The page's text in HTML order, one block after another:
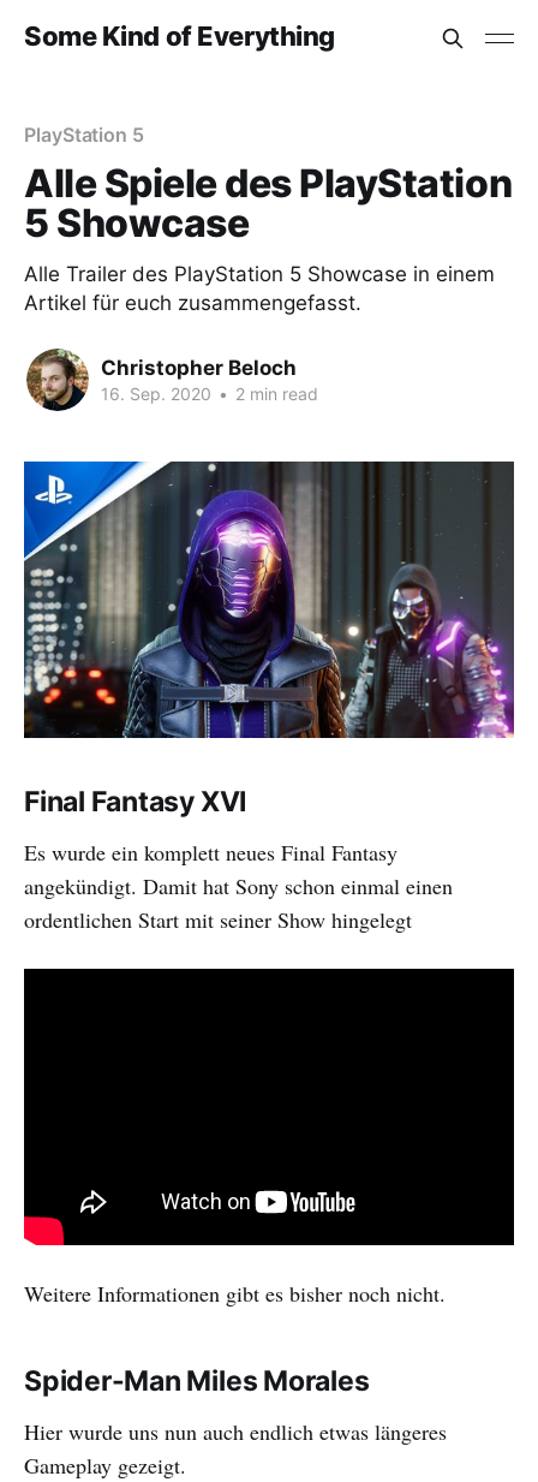
Some Kind of Everything
PlayStation 5
Alle Spiele des PlayStation
5 Showcase
Alle Trailer des PlayStation 5 Showcase in einem
Artikel für euch zusammengefasst.
Christopher Beloch
16. Sep. 2020 • 2 min read
Final Fantasy XVI
Es wurde ein komplett neues Final Fantasy
angekündigt. Damit hat Sony schon einmal einen
ordentlichen Start mit seiner Show hingelegt
Weitere Informationen gibt es bisher noch nicht.
Spider-Man Miles Morales
Hier wurde uns nun auch endlich etwas längeres
Gameplay gezeigt.